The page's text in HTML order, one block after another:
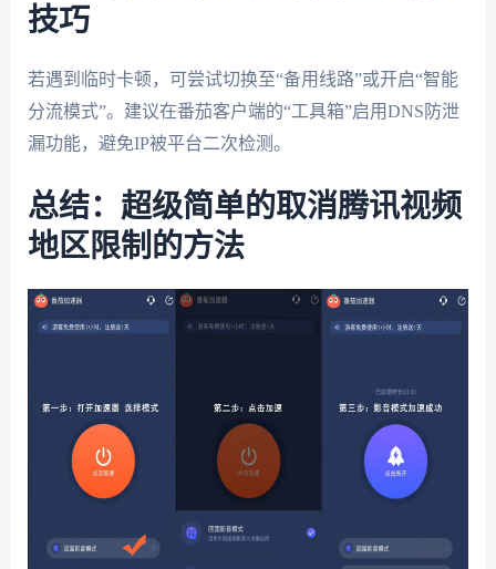
技巧
若遇到临时卡顿，可尝试切换至“备用线路”或开启“智能
分流模式”。建议在番茄客户端的“工具箱”启用DNS防泄
漏功能，避免IP被平台二次检测。
总结：超级简单的取消腾讯视频
地区限制的方法